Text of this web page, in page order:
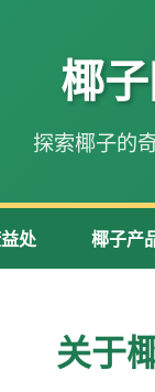
椰
探索椰子的
处 椰子产
关于